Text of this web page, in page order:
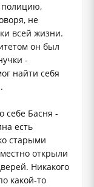
полицию,
не
всей жизни.
он был
-
найти себя
себе Басня -
есть
старыми
открыли
Никакого
какой-то